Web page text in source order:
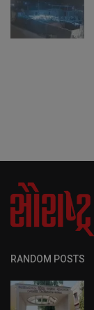
RANDOM POSTS